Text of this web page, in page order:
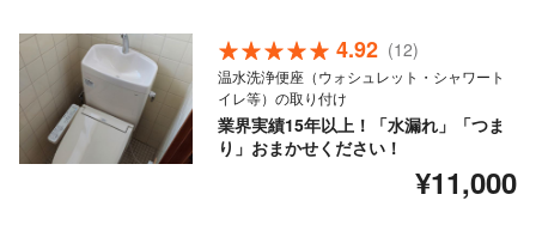
4.92 (12)
温水洗浄便座（ウォシュレット・シャワート
イレ等）の取り付け
業界実績15年以上！「水漏れ」「つま
り」おまかせください！
¥11,000